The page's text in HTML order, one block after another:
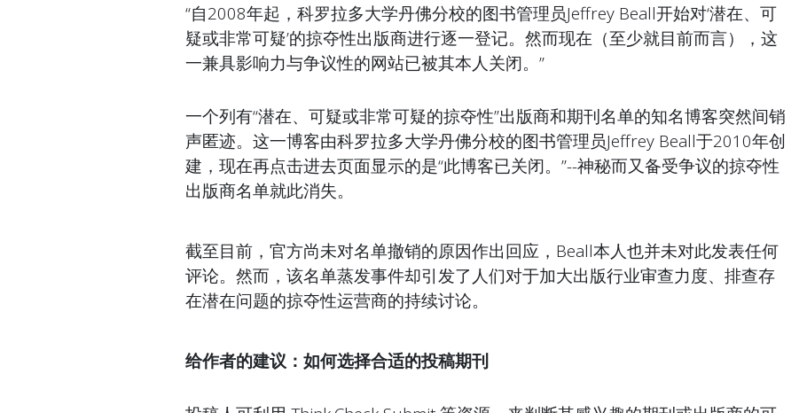
“自2008年起，科罗拉多大学丹佛分校的图书管理员Jeffrey Beall开始对‘潜在、可
疑或非常可疑’的掠夺性出版商进行逐一登记。然而现在（至少就目前而言），这
一兼具影响力与争议性的网站已被其本人关闭。”
一个列有“潜在、可疑或非常可疑的掠夺性”出版商和期刊名单的知名博客突然间销
声匿迹。这一博客由科罗拉多大学丹佛分校的图书管理员Jeffrey Beall于2010年创
建，现在再点击进去页面显示的是“此博客已关闭。”--神秘而又备受争议的掠夺性
出版商名单就此消失。
截至目前，官方尚未对名单撤销的原因作出回应，Beall本人也并未对此发表任何
评论。然而，该名单蒸发事件却引发了人们对于加大出版行业审查力度、排查存
在潜在问题的掠夺性运营商的持续讨论。
给作者的建议：如何选择合适的投稿期刊